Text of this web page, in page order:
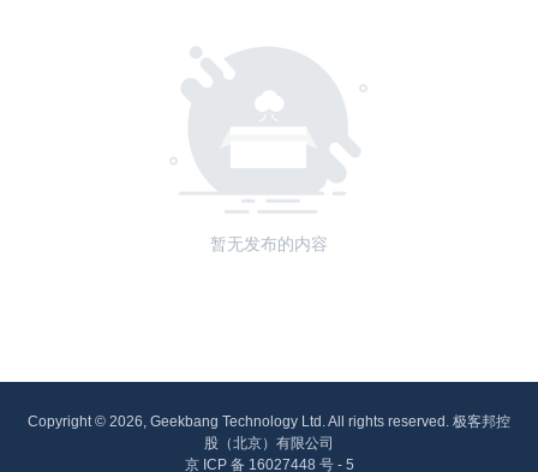
暂无发布的内容
Copyright © 2026, Geekbang Technology Ltd. All rights reserved. 极客邦控
股（北京）有限公司
京 ICP 备 16027448 号 - 5